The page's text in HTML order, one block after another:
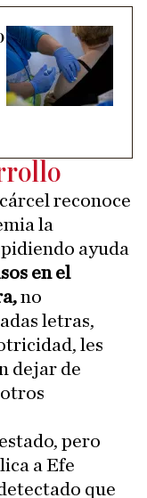
reconoce
la
ayuda
en el
no
letras,
les
dejar de
pero
a Efe
que